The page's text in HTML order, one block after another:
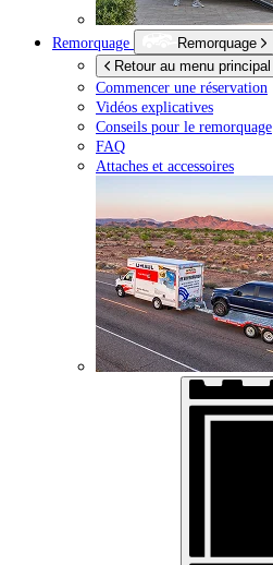
Remorquage
Remorquage
Retour au menu principal
Commencer une réservation
Vidéos explicatives
Conseils pour le remorquage
FAQ
Attaches et accessoires